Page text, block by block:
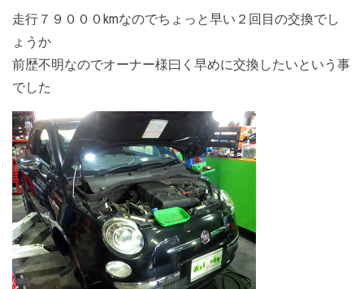
走行７９０００kmなのでちょっと早い２回目の交換でし
ょうか
前歴不明なのでオーナー様曰く早めに交換したいという事
でした